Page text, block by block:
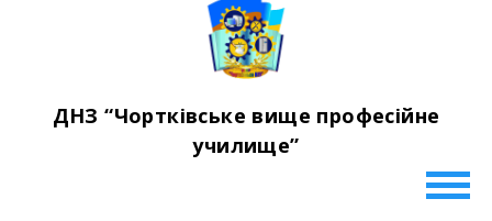
ДНЗ “Чортківське вище професійне
училище”